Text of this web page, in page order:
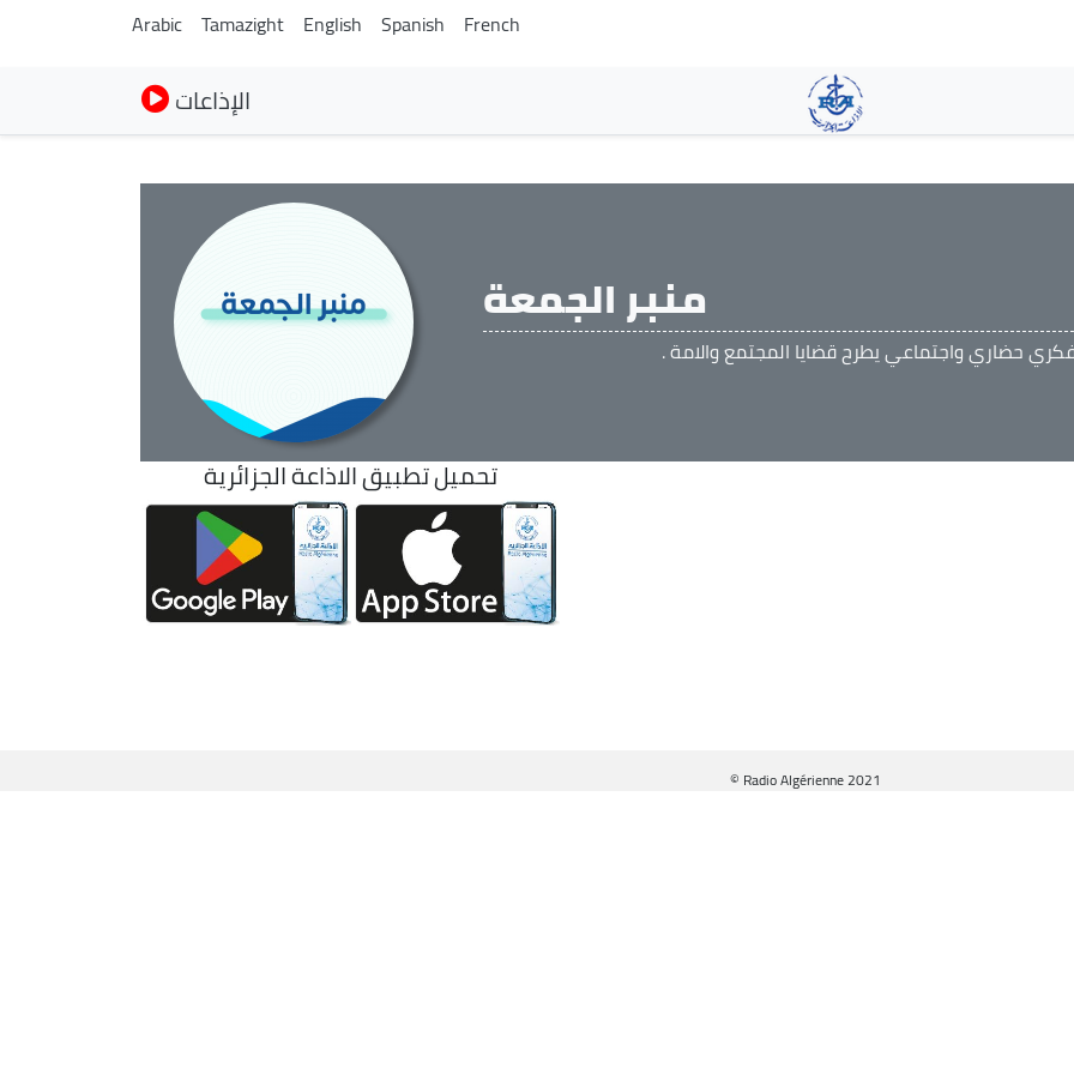
main
content
Arabic Tamazight English Spanish French
الإذاعات
منبر الجمعة
حضاري واجتماعي يطرح قضايا المجتمع والامة .
تحميل تطبيق الاذاعة الجزائرية
© Radio Algérienne 2021